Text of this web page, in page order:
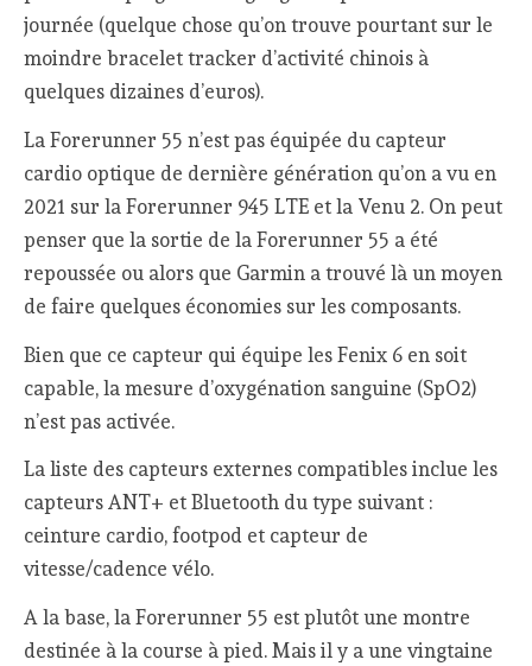
journée (quelque chose qu’on trouve pourtant sur le
moindre bracelet tracker d’activité chinois à
quelques dizaines d’euros).
La Forerunner 55 n’est pas équipée du capteur
cardio optique de dernière génération qu’on a vu en
2021 sur la Forerunner 945 LTE et la Venu 2. On peut
penser que la sortie de la Forerunner 55 a été
repoussée ou alors que Garmin a trouvé là un moyen
de faire quelques économies sur les composants.
Bien que ce capteur qui équipe les Fenix 6 en soit
capable, la mesure d’oxygénation sanguine (SpO2)
n’est pas activée.
La liste des capteurs externes compatibles inclue les
capteurs ANT+ et Bluetooth du type suivant :
ceinture cardio, footpod et capteur de
vitesse/cadence vélo.
A la base, la Forerunner 55 est plutôt une montre
destinée à la course à pied. Mais il y a une vingtaine